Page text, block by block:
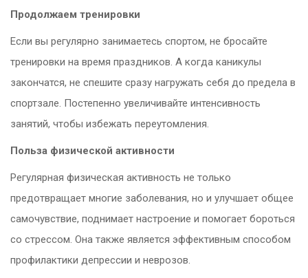
Продолжаем тренировки
Если вы регулярно занимаетесь спортом, не бросайте
тренировки на время праздников. А когда каникулы
закончатся, не спешите сразу нагружать себя до предела в
спортзале. Постепенно увеличивайте интенсивность
занятий, чтобы избежать переутомления.
Польза физической активности
Регулярная физическая активность не только
предотвращает многие заболевания, но и улучшает общее
самочувствие, поднимает настроение и помогает бороться
со стрессом. Она также является эффективным способом
профилактики депрессии и неврозов.